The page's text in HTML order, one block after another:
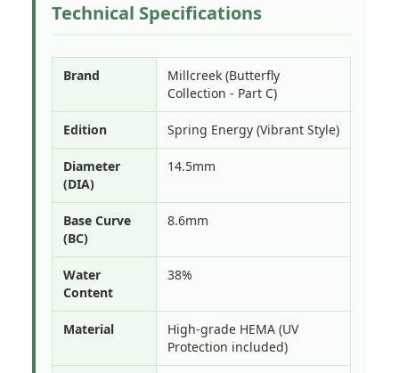
Technical Specifications
Brand
Millcreek (Butterfly
Collection - Part C)
Edition Spring Energy (Vibrant Style)
Diameter
(DIA)
14.5mm
Base Curve
(BC)
8.6mm
Water
Content
38%
Material
High-grade HEMA (UV
Protection included)